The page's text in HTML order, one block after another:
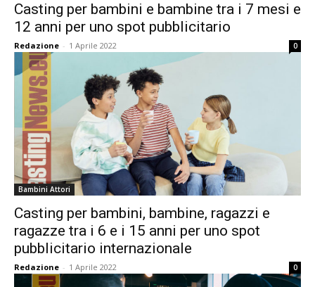
Casting per bambini e bambine tra i 7 mesi e
12 anni per uno spot pubblicitario
Redazione - 1 Aprile 2022 0
Bambini Attori
Casting per bambini, bambine, ragazzi e
ragazze tra i 6 e i 15 anni per uno spot
pubblicitario internazionale
Redazione - 1 Aprile 2022 0